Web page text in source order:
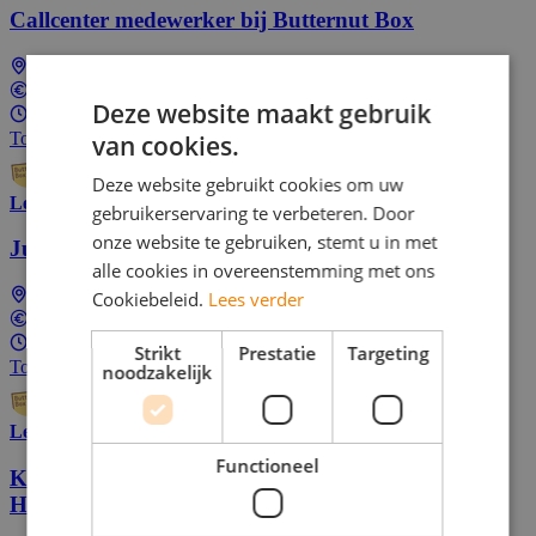
Callcenter medewerker bij Butternut Box
1 - 40 uur per week
Top Job
Lees meer
Junior Sales Medewerker bij Butternut Box
Landelijk (dus ook bij jou in de buurt)
16 - 32 uur per week
Top Job
Lees meer
Kom werken in de Hotel sector bij
Hotelprofessionals!
Deze website maakt gebruik
van cookies.
Deze website gebruikt cookies om uw
gebruikerservaring te verbeteren. Door
onze website te gebruiken, stemt u in met
alle cookies in overeenstemming met ons
Cookiebeleid. Lees verder
Strikt
noodzakelijk
Prestatie Targeting
Functioneel